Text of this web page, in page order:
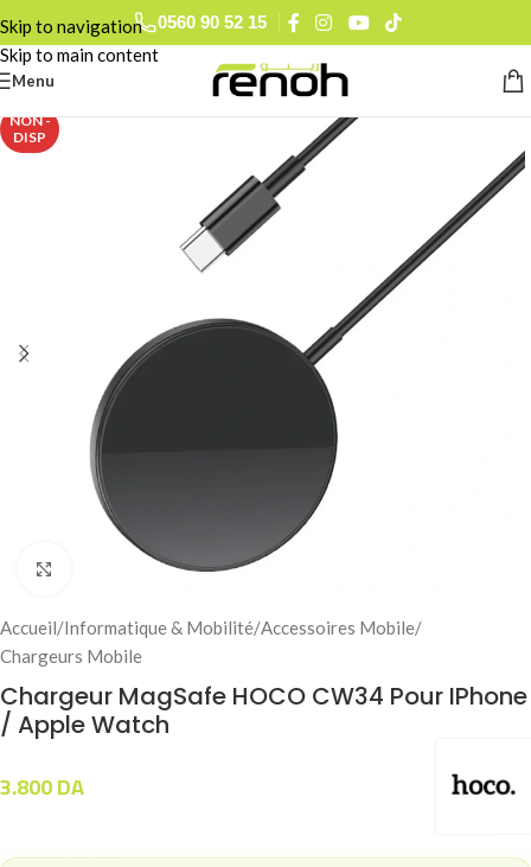
Skip to navigation
Skip to main content
0560 90 52 15
Menu
NON -
DISP
Click to enlarge
Accueil/Informatique & Mobilité/Accessoires Mobile/
Chargeurs Mobile
Chargeur MagSafe HOCO CW34 Pour IPhone
/ Apple Watch
3.800DA